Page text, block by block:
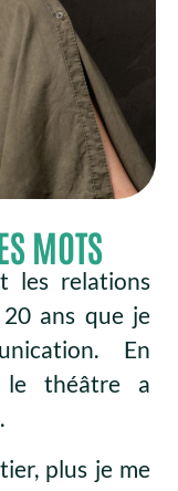
MOTS
les relations
ans que je
En
le théâtre a
plus je me